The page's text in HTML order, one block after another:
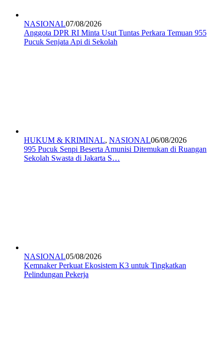
NASIONAL07/08/2026
Anggota DPR RI Minta Usut Tuntas Perkara Temuan 955
Pucuk Senjata Api di Sekolah
HUKUM & KRIMINAL, NASIONAL06/08/2026
995 Pucuk Senpi Beserta Amunisi Ditemukan di Ruangan
Sekolah Swasta di Jakarta S…
NASIONAL05/08/2026
Kemnaker Perkuat Ekosistem K3 untuk Tingkatkan
Pelindungan Pekerja